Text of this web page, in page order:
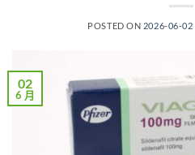
POSTED ON 2026-06-02
02
6 月